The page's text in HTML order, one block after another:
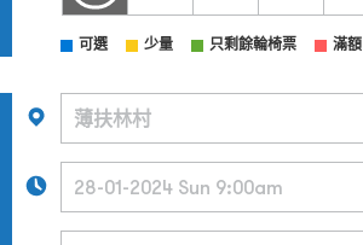
可選 少量 只剩餘輪椅票 滿額